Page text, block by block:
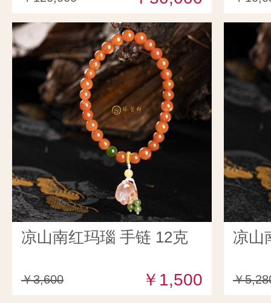
凉山南红玛瑙 手链 12克
￥3,600 ￥1,500
凉山
￥